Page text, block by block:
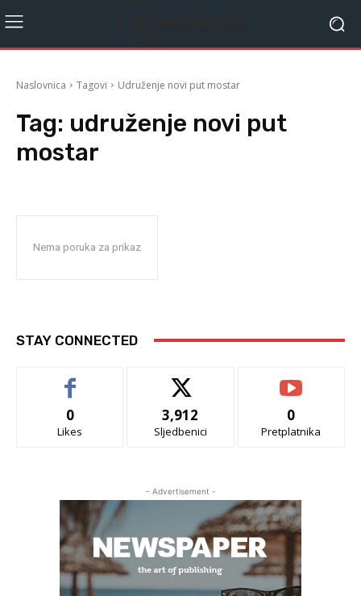
Naslovnica Tagovi Udruženje novi put mostar
Tag: udruženje novi put
mostar
Nema poruka za prikaz
STAY CONNECTED
0
Likes
3,912
Sljedbenici
0
Pretplatnika
- Advertisement -